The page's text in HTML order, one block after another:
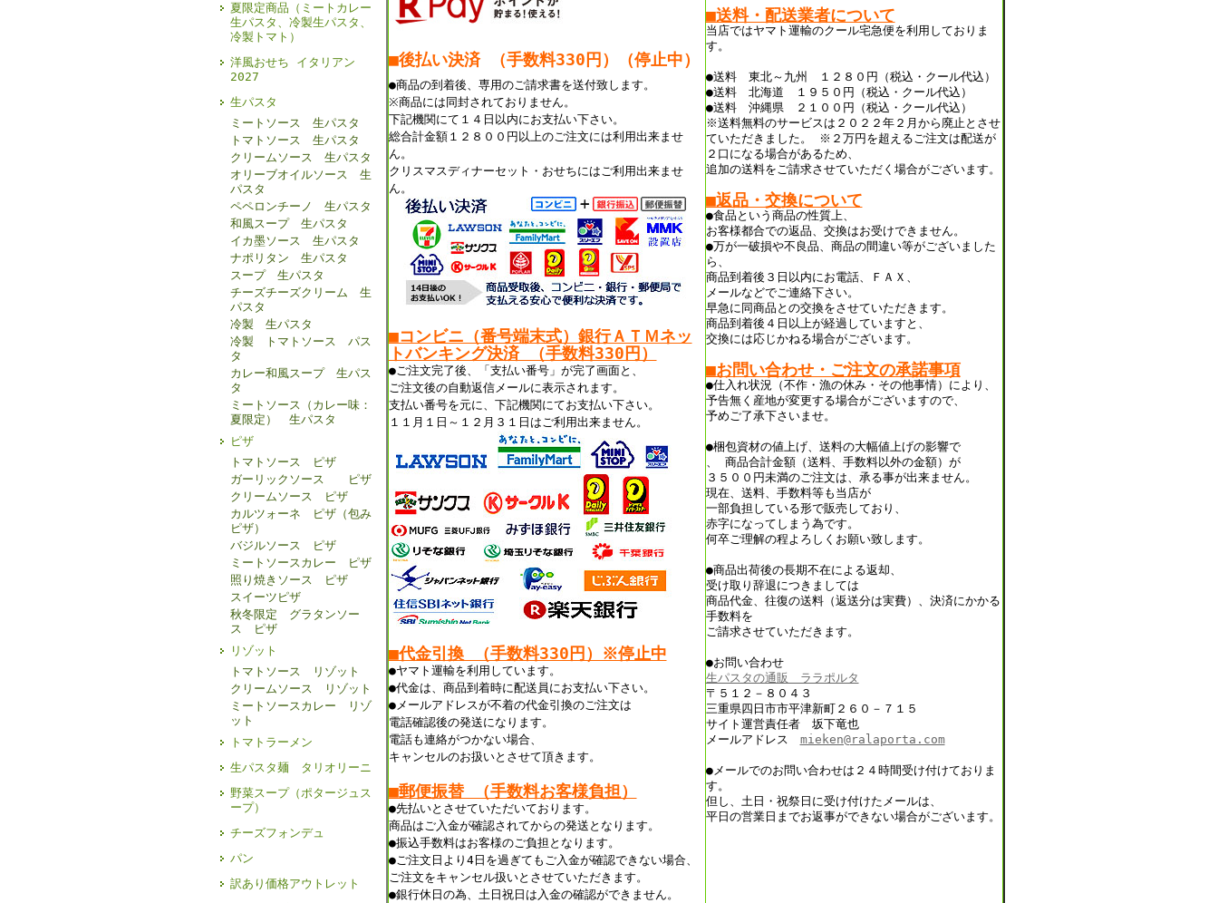
夏限定商品（ミートカレー
生パスタ、冷製生パスタ、
冷製トマト）
洋風おせち イタリアン
2027
生パスタ
ミートソース 生パスタ
トマトソース 生パスタ
クリームソース 生パスタ
オリーブオイルソース 生
パスタ
ペペロンチーノ 生パスタ
和風スープ 生パスタ
イカ墨ソース 生パスタ
ナポリタン 生パスタ
スープ 生パスタ
チーズチーズクリーム 生
パスタ
冷製 生パスタ
冷製 トマトソース パス
タ
カレー和風スープ 生パス
タ
ミートソース（カレー味：
夏限定） 生パスタ
ピザ
トマトソース ピザ
ガーリックソース ピザ
クリームソース ピザ
カルツォーネ ピザ（包み
ピザ）
バジルソース ピザ
ミートソースカレー ピザ
照り焼きソース ピザ
スイーツピザ
秋冬限定 グラタンソー
ス ピザ
リゾット
トマトソース リゾット
クリームソース リゾット
ミートソースカレー リゾ
ット
トマトラーメン
生パスタ麺 タリオリーニ
野菜スープ（ポタージュス
ープ）
チーズフォンデュ
パン
訳あり価格アウトレット
■後払い決済 （手数料330 円）（停止中）
●商品の到着後、専用のご請求書を送付致します。
※商品には同封されておりません。
下記機関にて１４日以内にお支払い下さい。
総合計金額１２８００円以上のご注文には利用出来ませ
ん。
クリスマスディナーセット・おせちにはご利用出来ませ
ん。
■コンビニ（番号端末式）銀行ＡＴＭネッ
トバンキング決済 （手数料330円）
●ご注文完了後、「支払い番号」が完了画面と、
ご注文後の自動返信メールに表示されます。
支払い番号を元に、下記機関にてお支払い下さい。
１１月１日～１２月３１日はご利用出来ません。
■代金引換 （手数料330円）※停止中
●ヤマト運輸を利用しています。
●代金は、商品到着時に配送員にお支払い下さい。
●メールアドレスが不着の代金引換のご注文は
電話確認後の発送になります。
電話も連絡がつかない場合、
キャンセルのお扱いとさせて頂きます。
■郵便振替 （手数料お客様負担）
●先払いとさせていただいております。
商品はご入金が確認されてからの発送となります。
●振込手数料はお客様のご負担となります。
●ご注文日より4日を過ぎてもご入金が確認できない場合、
ご注文をキャンセル扱いとさせていただきます。
●銀行休日の為、土日祝日は入金の確認ができません。
■送料・配送業者について
当店ではヤマト運輸のクール宅急便を利用しておりま
す。
●送料 東北～九州 １２８０円（税込・クール代込）
●送料 北海道 １９５０円（税込・クール代込）
●送料 沖縄県 ２１００円（税込・クール代込）
※送料無料のサービスは２０２２年２月から廃止とさせ
ていただきました。 ※２万円を超えるご注文は配送が
２口になる場合があるため、
追加の送料をご請求させていただく場合がございます。
■返品・交換について
●食品という商品の性質上、
お客様都合での返品、交換はお受けできません。
●万が一破損や不良品、商品の間違い等がございました
ら、
商品到着後３日以内にお電話、ＦＡＸ、
メールなどでご連絡下さい。
早急に同商品との交換をさせていただきます。
商品到着後４日以上が経過していますと、
交換には応じかねる場合がございます。
■お問い合わせ・ご注文の承諾事項
●仕入れ状況（不作・漁の休み・その他事情）により、
予告無く産地が変更する場合がございますので、
予めご了承下さいませ。
●梱包資材の値上げ、送料の大幅値上げの影響で
、 商品合計金額（送料、手数料以外の金額）が
３５００円未満のご注文は、承る事が出来ません。
現在、送料、手数料等も当店が
一部負担している形で販売しており、
赤字になってしまう為です。
何卒ご理解の程よろしくお願い致します。
●商品出荷後の長期不在による返却、
受け取り辞退につきましては
商品代金、往復の送料（返送分は実費）、決済にかかる
手数料を
ご請求させていただきます。
●お問い合わせ
生パスタの通販 ララポルタ
〒５１２－８０４３
三重県四日市市平津新町２６０－７１５
サイト運営責任者 坂下竜也
メールアドレス mieken@ralaporta.com
●メールでのお問い合わせは２４時間受け付けておりま
す。
但し、土日・祝祭日に受け付けたメールは、
平日の営業日までお返事ができない場合がございます。